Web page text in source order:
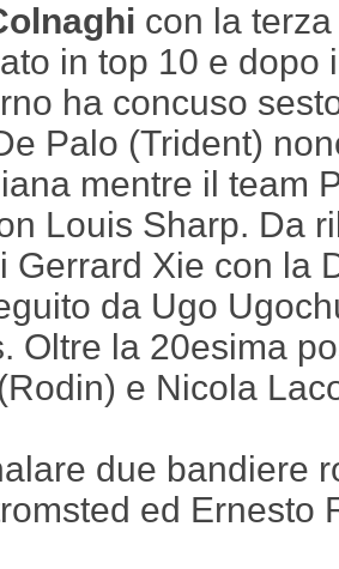
con la
in top 10 e dopo
ha concuso
Palo (Trident)
mentre il team
Louis Sharp. Da
Gerrard Xie con la
da Ugo
Oltre la 20esima
e Nicola
due bandiere
ed Ernesto